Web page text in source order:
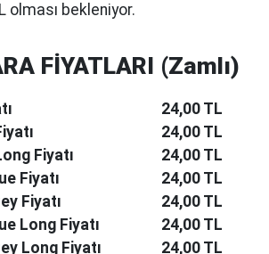
olması bekleniyor.
FİYATLARI (Zamlı)
24,00 TL
24,00 TL
Fiyatı
24,00 TL
Fiyatı
24,00 TL
Fiyatı
24,00 TL
Long Fiyatı
24,00 TL
Long Fiyatı
24,00 TL